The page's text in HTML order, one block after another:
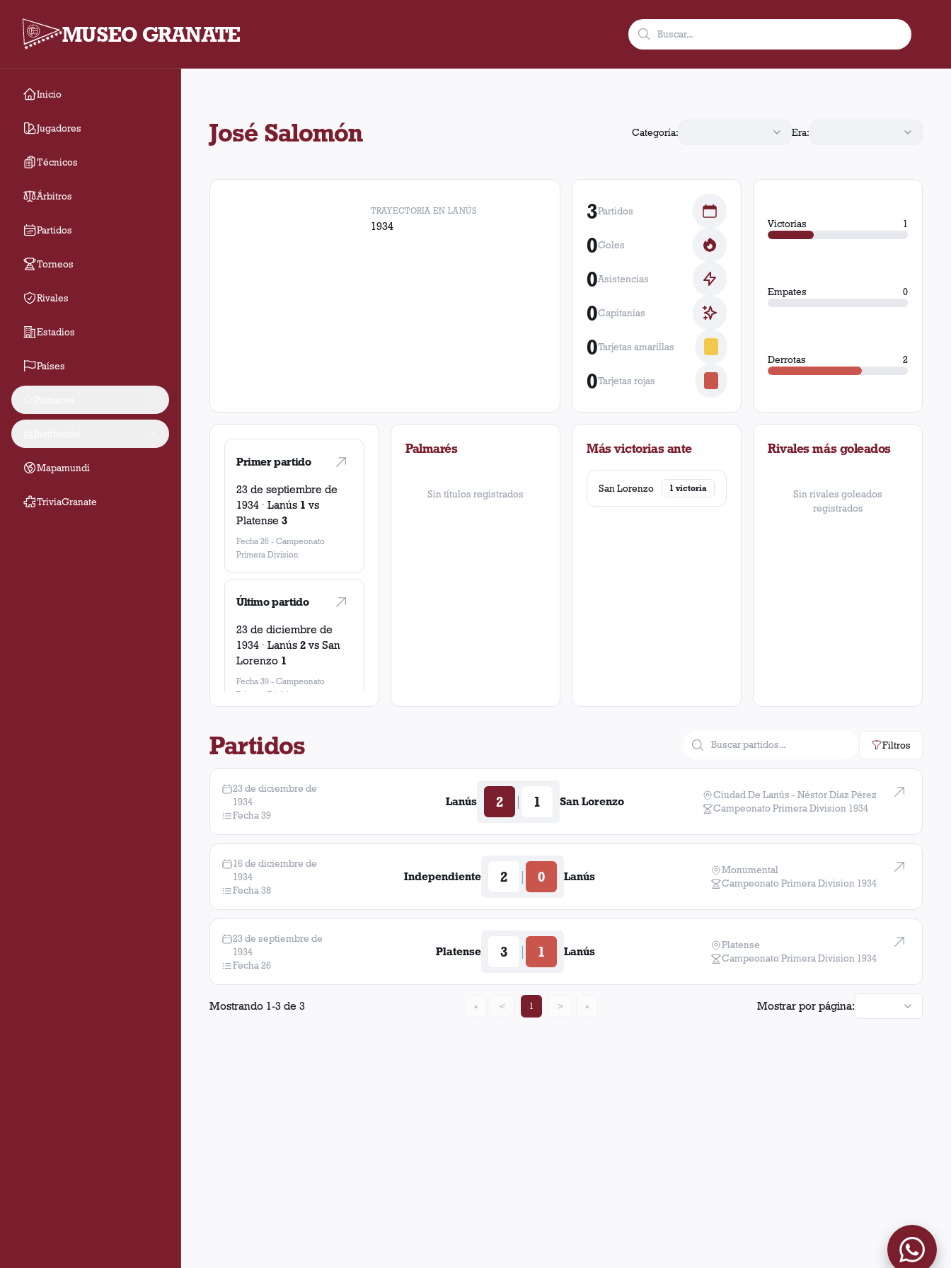
MUSEO GRANATE
Inicio
Jugadores
Técnicos
Árbitros
Partidos
Torneos
Rivales
Estadios
Países
Mapamundi
TriviaGranate
José Salomón Categoría: Era:
TRAYECTORIA EN LANÚS
1934
3Partidos
0Goles
0Asistencias
0Capitanías
0Tarjetas amarillas
0Tarjetas rojas
Victorias 1
Empates 0
Derrotas 2
Primer partido
23 de septiembre de
1934 · Lanús 1 vs
Platense 3
Fecha 26 - Campeonato
Primera Division
Último partido
23 de diciembre de
1934 · Lanús 2vs San
Lorenzo 1
Fecha 39 - Campeonato
Primera Division
Palmarés
Sin títulos registrados
Más victorias ante
San Lorenzo 1 victoria
Rivales más goleados
Sin rivales goleados
registrados
Partidos Filtros
23 de diciembre de
1934
Fecha 39
Lanús 2 1 San Lorenzo
Ciudad De Lanús - Néstor Diaz Pérez
Campeonato Primera Division 1934
16 de diciembre de
1934
Fecha 38
Independiente 2 0 Lanús
Monumental
Campeonato Primera Division 1934
23 de septiembre de
1934
Fecha 26
Platense 3 1 Lanús
Platense
Campeonato Primera Division 1934
Mostrando 1-3 de 3 « < 1 > » Mostrar por página: